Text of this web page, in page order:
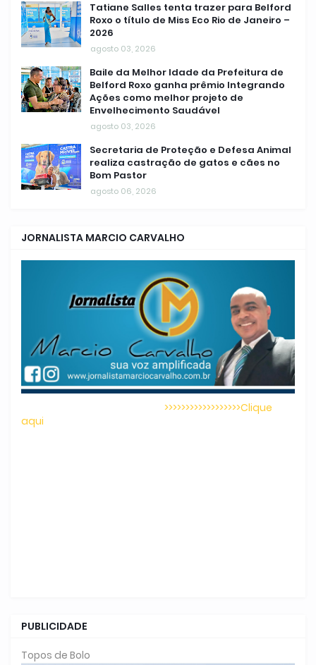
Tatiane Salles tenta trazer para Belford
Roxo o título de Miss Eco Rio de Janeiro –
2026
agosto 03, 2026
Baile da Melhor Idade da Prefeitura de
Belford Roxo ganha prêmio Integrando
Ações como melhor projeto de
Envelhecimento Saudável
agosto 03, 2026
Secretaria de Proteção e Defesa Animal
realiza castração de gatos e cães no
Bom Pastor
agosto 06, 2026
JORNALISTA MARCIO CARVALHO
>>>>>>>>>>>>>>>>>>Clique
aqui
PUBLICIDADE
Topos de Bolo